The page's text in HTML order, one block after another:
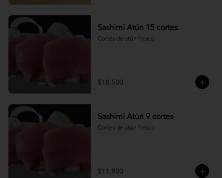
Sashimi Atún 15 cortes
Cortes de atún fresco
$18.500
Sashimi Atún 9 cortes
Cortes de atún fresco
$11.900